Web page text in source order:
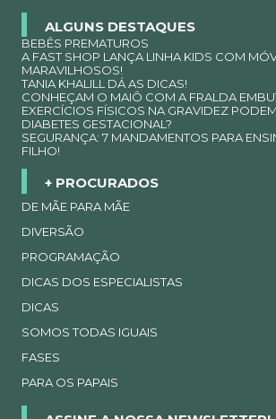
ALGUNS DESTAQUES
BEBÊS PREMATUROS
A FAST SHOP LANÇA LINHA KIDS COM
MARAVILHOSOS!
TANIA KHALILL DÁ AS DICAS!
CONHEÇAM O MAIÔ COM A FRALDA
EXERCÍCIOS FÍSICOS NA GRAVIDEZ
DIABETES GESTACIONAL?
SEGURANÇA: 7 MANDAMENTOS PARA
FILHO!
+ PROCURADOS
DE MÃE PARA MÃE
DIVERSÃO
PROGRAMAÇÃO
DICAS DOS ESPECIALISTAS
DICAS
SOMOS TODAS IGUAIS
FASES
PARA OS PAPAIS